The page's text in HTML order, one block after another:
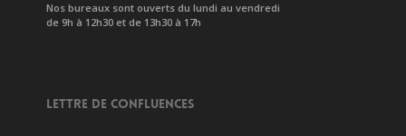
Nos bureaux sont ouverts du lundi au vendredi
de 9h à 12h30 et de 13h30 à 17h
LETTRE DE CONFLUENCES